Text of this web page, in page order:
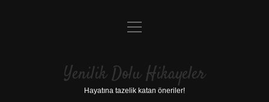
Anasayfa
Yasal Uyarı
menüyü
Yenilik Dolu Hikayeler
Hayatına tazelik katan öneriler!